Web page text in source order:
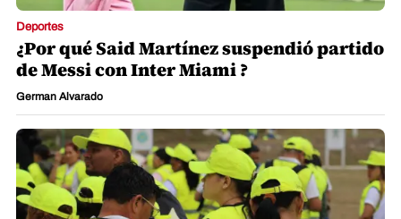
Deportes
¿Por qué Said Martínez suspendió partido
de Messi con Inter Miami ?
German Alvarado